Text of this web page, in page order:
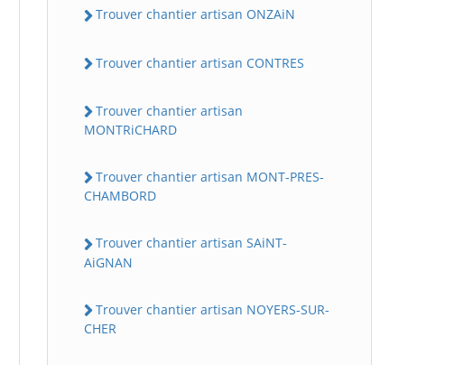
Trouver chantier artisan ONZAiN
Trouver chantier artisan CONTRES
Trouver chantier artisan
MONTRiCHARD
Trouver chantier artisan MONT-PRES-
CHAMBORD
Trouver chantier artisan SAiNT-
AiGNAN
Trouver chantier artisan NOYERS-SUR-
CHER